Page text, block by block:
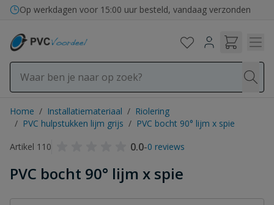
Ga naar de inhoud
Op werkdagen voor 15:00 uur besteld, vandaag verzonden
Home / Installatiemateriaal / Riolering
/ PVC hulpstukken lijm grijs / PVC bocht 90° lijm x spie
Artikel 110
0.0-0 reviews
PVC bocht 90° lijm x spie